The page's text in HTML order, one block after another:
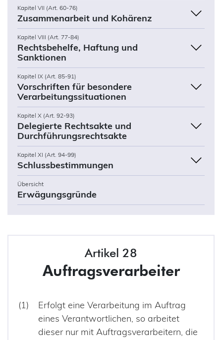
Kapitel VII (Art. 60-76)
Zusammenarbeit und Kohärenz
Kapitel VIII (Art. 77-84)
Rechtsbehelfe, Haftung und
Sanktionen
Kapitel IX (Art. 85-91)
Vorschriften für besondere
Verarbeitungssituationen
Kapitel X (Art. 92-93)
Delegierte Rechtsakte und
Durchführungsrechtsakte
Kapitel XI (Art. 94-99)
Schlussbestimmungen
Übersicht
Erwägungsgründe
Artikel 28
Auftragsverarbeiter
Erfolgt eine Verarbeitung im Auftrag
eines Verantwortlichen, so arbeitet
dieser nur mit Auftragsverarbeitern, die